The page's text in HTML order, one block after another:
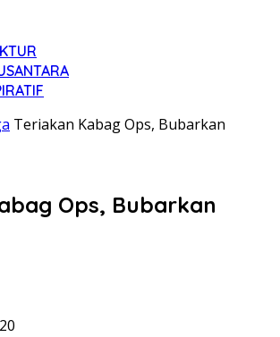
Teriakan Kabag Ops, Bubarkan
Ops, Bubarkan